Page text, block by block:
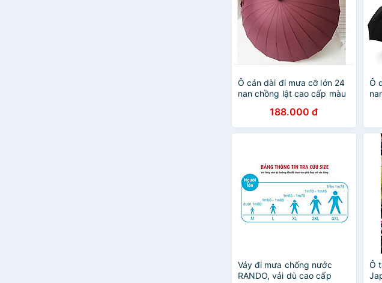
Ô cán dài đi mưa cỡ lớn 24
nan chồng lật cao cấp màu
188.000 đ
Ô
Váy đi mưa chống nước
RANDO, vải dù cao cấp
Ô